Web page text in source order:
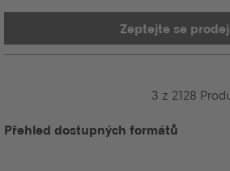
Zeptejte se
3 z 2128
Přehled dostupných formátů